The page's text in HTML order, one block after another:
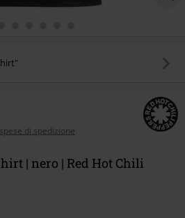
di spedizione
| nero | Red Hot Chili